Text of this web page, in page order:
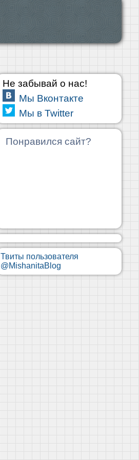
Не забывай о нас!
Мы Вконтакте
Мы в Twitter
Понравился сайт?
Твиты пользователя
@MishanitaBlog